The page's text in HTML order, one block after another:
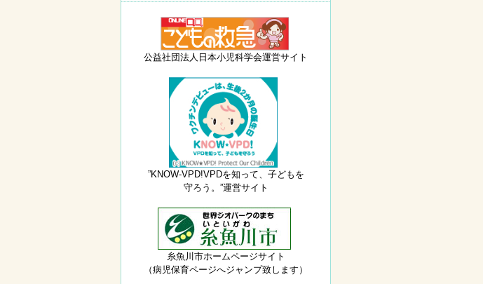
公益社団法人日本小児科学会運営サイト
”KNOW-VPD!VPDを知って、子どもを
守ろう。”運営サイト
糸魚川市ホームページサイト
（病児保育ページへジャンプ致します）